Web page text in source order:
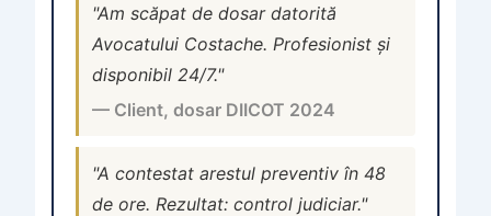
"Am scăpat de dosar datorită
Avocatului Costache. Profesionist și
disponibil 24/7."
— Client, dosar DIICOT 2024
"A contestat arestul preventiv în 48
de ore. Rezultat: control judiciar."